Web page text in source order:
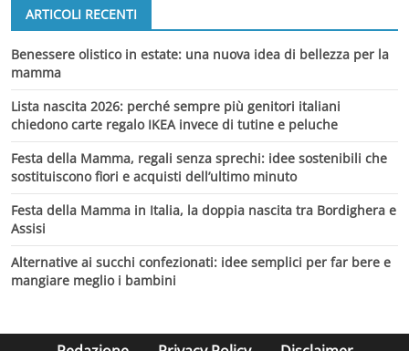
ARTICOLI RECENTI
Benessere olistico in estate: una nuova idea di bellezza per la
mamma
Lista nascita 2026: perché sempre più genitori italiani
chiedono carte regalo IKEA invece di tutine e peluche
Festa della Mamma, regali senza sprechi: idee sostenibili che
sostituiscono fiori e acquisti dell’ultimo minuto
Festa della Mamma in Italia, la doppia nascita tra Bordighera e
Assisi
Alternative ai succhi confezionati: idee semplici per far bere e
mangiare meglio i bambini